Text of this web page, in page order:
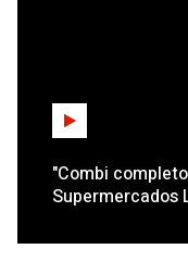
"Combi
Supermercados